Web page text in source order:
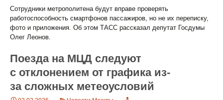
Сотрудники метрополитена будут вправе проверять
работоспособность смартфонов пассажиров, но не их переписку,
фото и приложения. Об этом ТАСС рассказал депутат Госдумы
Олег Леонов.
Поезда на МЦД следуют
с отклонением от графика из-
за сложных метеоусловий